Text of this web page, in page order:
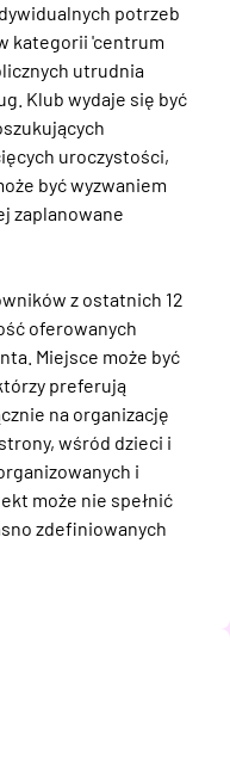
potrzeb
kategorii 'centrum
utrudnia
Klub wydaje się być
uroczystości,
być wyzwaniem
zaplanowane
z ostatnich 12
oferowanych
Miejsce może być
preferują
na organizację
wśród dzieci i
i
może nie spełnić
zdefiniowanych